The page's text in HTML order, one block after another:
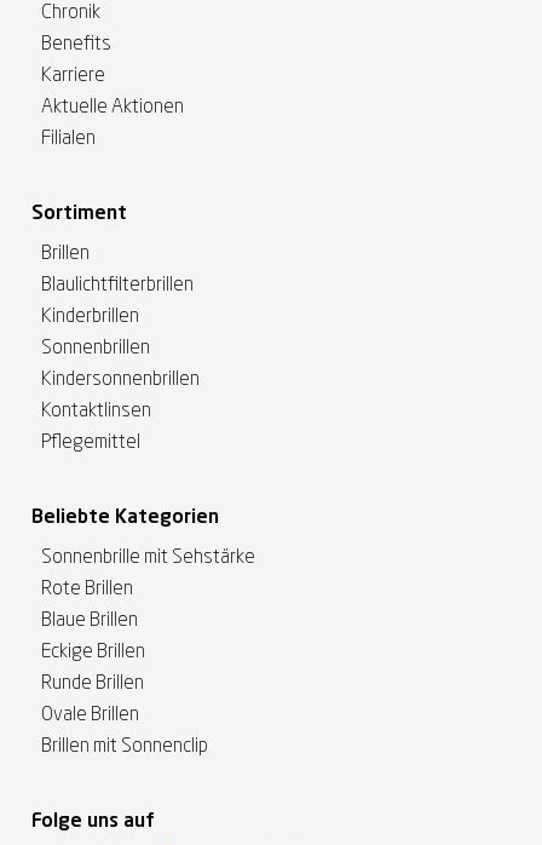
Chronik
Benefits
Karriere
Aktuelle Aktionen
Filialen
Sortiment
Brillen
Blaulichtfilterbrillen
Kinderbrillen
Sonnenbrillen
Kindersonnenbrillen
Kontaktlinsen
Pflegemittel
Beliebte Kategorien
Sonnenbrille mit Sehstärke
Rote Brillen
Blaue Brillen
Eckige Brillen
Runde Brillen
Ovale Brillen
Brillen mit Sonnenclip
Folge uns auf